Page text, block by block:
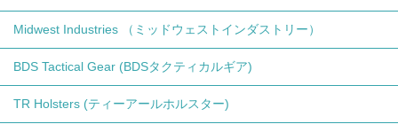
Midwest Industries （ミッドウェストインダストリー）
BDS Tactical Gear (BDSタクティカルギア)
TR Holsters (ティーアールホルスター)